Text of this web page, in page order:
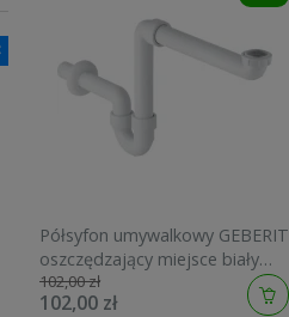
Półsyfon umywalkowy GEBERIT
oszczędzający miejsce biały
151.107.11.1
102,00 zł
102,00 zł